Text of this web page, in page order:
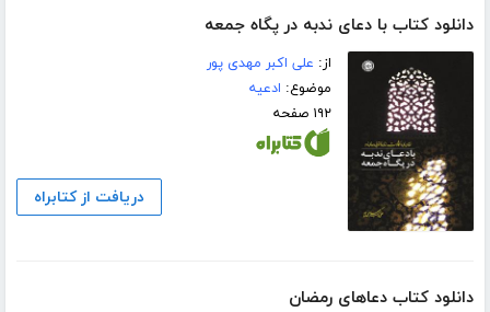
دانلود کتاب با دعای ندبه در پگاه جمعه
از: علی اکبر مهدی پور
موضوع: ادعیه
۱۹۲ صفحه
دریافت از کتابراه
دانلود کتاب دعاهای رمضان